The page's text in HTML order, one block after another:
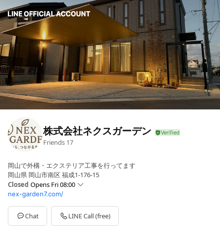
株式会社ネクスガーデン
Friends 17
岡山で外構・エクステリア工事を行ってます
岡山県 岡山市南区 福成1-176-15
Closed Opens Fri 08:00
SunClosed
Mon08:00 - 18:00
Tue08:00 - 18:00
Wed08:00 - 18:00
nex-garden7.com/
Chat LINE Call (free)